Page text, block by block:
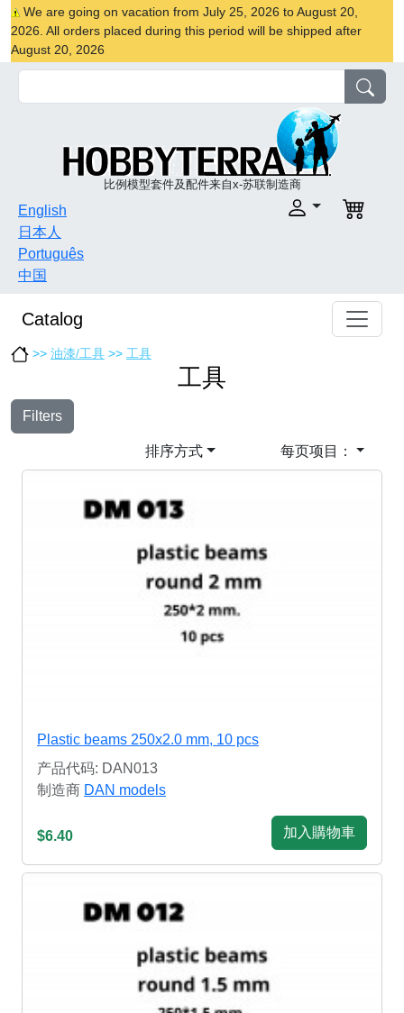
We are going on vacation from July 25, 2026 to August 20,
2026. All orders placed during this period will be shipped after
August 20, 2026
比例模型套件及配件来自x-苏联制造商
English
日本人
Português
中国
Catalog
>> 油漆/工具 >> 工具
工具
Filters
排序方式 每页项目：
Plastic beams 250x2.0 mm, 10 pcs
产品代码: DAN013
制造商 DAN models
$6.40 加入購物車